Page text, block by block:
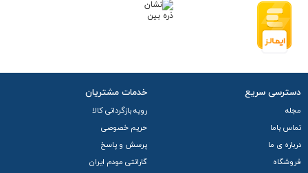
دسترسی سریع
مجله
تماس باما
درباره ی ما
فروشگاه
خدمات مشتریان
رویه بازگردانی کالا
حریم خصوصی
پرسش و پاسخ
گارانتی مودم ایران